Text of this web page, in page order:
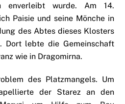
enverleibt wurde. Am 14.
Paisie und seine Mönche in
des Abtes dieses Klosters
Dort lebte die Gemeinschaft
wie in Dragomirna.
des Platzmangels. Um
der Starez an den